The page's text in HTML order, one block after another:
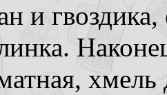
и гвоздика,